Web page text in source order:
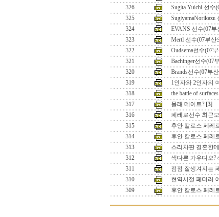
326
Sugita Yuichi 선수
325
324
EVANS 선수(07부
323
Mertl 선수(07부산
322
Oudsema선수(07
321
Bachinger선수(07
320
Brands선수(07부
319
1인자와 2인자의
318
the battle of surfaces
317
몰래 데이트? [3]
316
페레로선수 최근
315
후안 칼로스 페레
314
후안 칼로스 페레
313
스리차판 결혼한
312
색다른 가우디오?
311
점점 잘생겨지는
310
현역시절 페더러
309
후안 칼로스 페레